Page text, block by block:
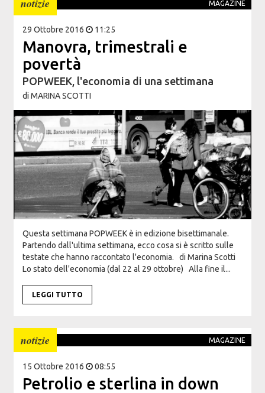
notizie MAGAZINE
29 Ottobre 2016 11:25
Manovra, trimestrali e
povertà
POPWEEK, l'economia di una settimana
di MARINA SCOTTI
Questa settimana POPWEEK è in edizione bisettimanale.
Partendo dall'ultima settimana, ecco cosa si è scritto sulle
testate che hanno raccontato l'economia. di Marina Scotti
Lo stato dell'economia (dal 22 al 29 ottobre) Alla fine il...
LEGGI TUTTO
notizie MAGAZINE
15 Ottobre 2016 08:55
Petrolio e sterlina in down